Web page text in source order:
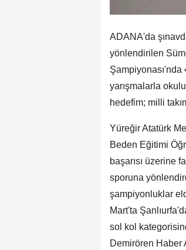
ADANA'da
yönlendirilen
yarışmalarla
hedefim; milli
Yüreğir Atatürk
Beden Eğitimi
başarısı üzerine
sporuna
şampiyonluklar
Mart'ta
sol kol
Demirören Haber